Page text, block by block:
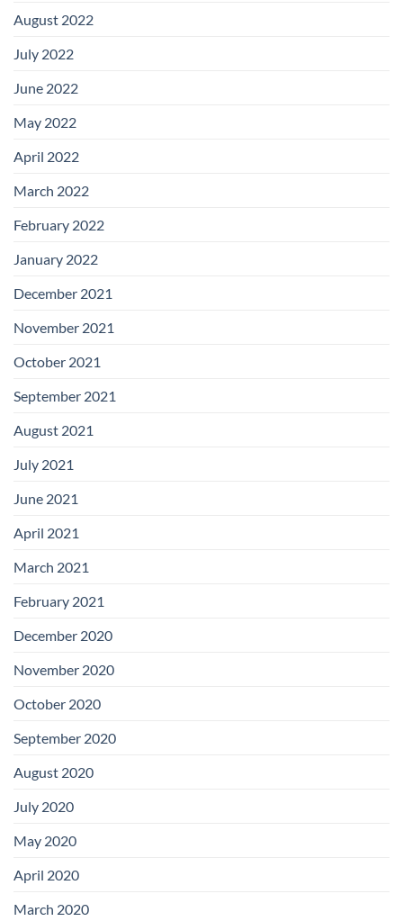
August 2022
July 2022
June 2022
May 2022
April 2022
March 2022
February 2022
January 2022
December 2021
November 2021
October 2021
September 2021
August 2021
July 2021
June 2021
April 2021
March 2021
February 2021
December 2020
November 2020
October 2020
September 2020
August 2020
July 2020
May 2020
April 2020
March 2020